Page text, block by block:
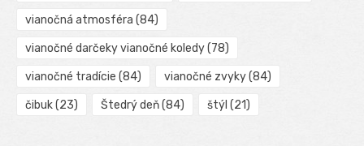
vianočná atmosféra (84)
vianočné darčeky vianočné koledy(78)
vianočné tradície (84) vianočné zvyky(84)
čibuk(23) Štedrý deň(84) štýl (21)